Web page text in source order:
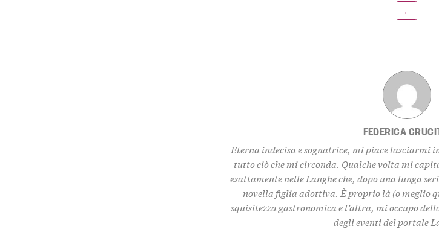
←
FEDERICA
Eterna indecisa e sognatrice, mi piace lasciarmi
tutto ciò che mi circonda. Qualche volta mi
esattamente nelle Langhe che, dopo una lunga
novella figlia adottiva. È proprio là (o meglio
squisitezza gastronomica e l’altra, mi occupo
degli eventi del portale